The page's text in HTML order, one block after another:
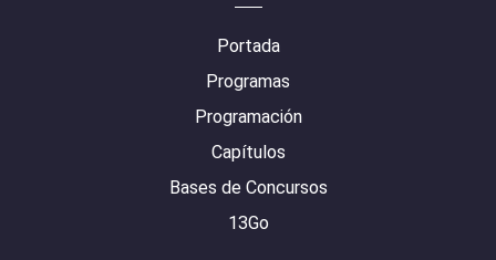
Portada
Programas
Programación
Capítulos
Bases de Concursos
13Go